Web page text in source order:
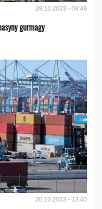
28.10.2023 - 09:49
gurmagy
20.10.2023 - 13:40